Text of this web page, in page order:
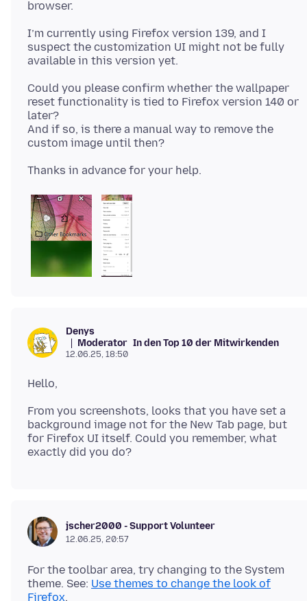
I’m currently using Firefox version 139, and I
suspect the customization UI might not be fully
Could you please confirm whether the wallpaper
reset functionality is tied to Firefox version 140 or
later?
And if so, is there a manual way to remove the
Denys
Moderator In den Top 10 der Mitwirkenden
12.06.25, 18:50
From you screenshots, looks that you have set a
background image not for the New Tab page, but
for Firefox UI itself. Could you remember, what
jscher2000 - Support Volunteer
12.06.25, 20:57
For the toolbar area, try changing to the System
theme. See: Use themes to change the look of
Firefox